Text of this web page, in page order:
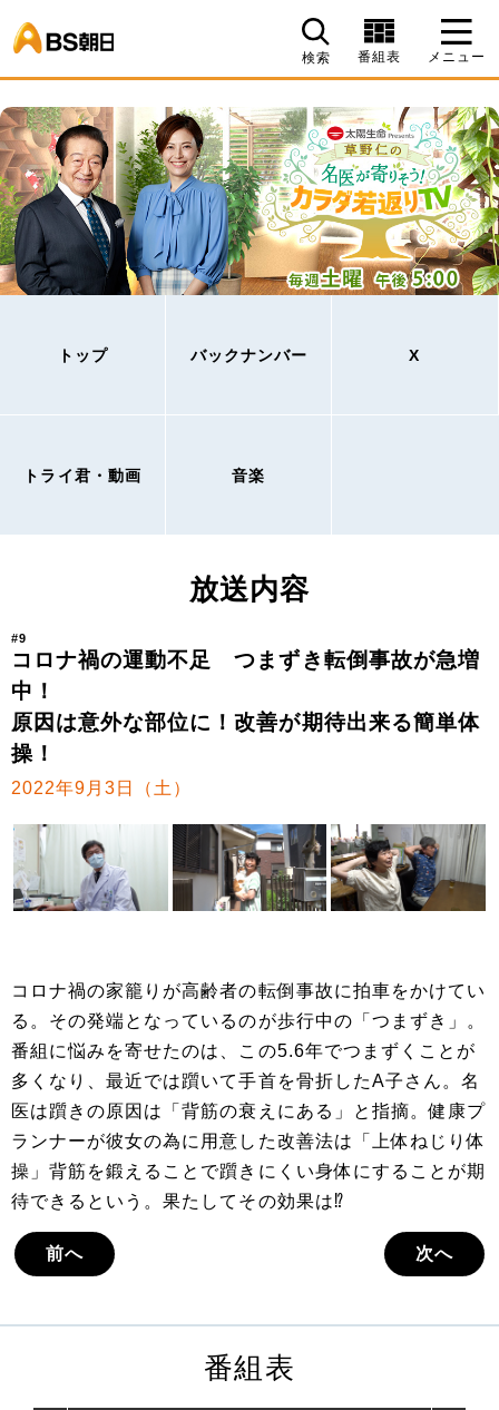
検索 番組表 メニュー
トップ バックナンバー X
トライ君・動画 音楽
放送内容
#9
コロナ禍の運動不足 つまずき転倒事故が急増
中！
原因は意外な部位に！改善が期待出来る簡単体
操！
2022年9月3日（土）
コロナ禍の家籠りが高齢者の転倒事故に拍車をかけてい
る。その発端となっているのが歩行中の「つまずき」。
番組に悩みを寄せたのは、この5.6年でつまずくことが
多くなり、最近では躓いて手首を骨折したA子さん。名
医は躓きの原因は「背筋の衰えにある」と指摘。健康プ
ランナーが彼女の為に用意した改善法は「上体ねじり体
操」背筋を鍛えることで躓きにくい身体にすることが期
待できるという。果たしてその効果は⁉
前へ 次へ
番組表